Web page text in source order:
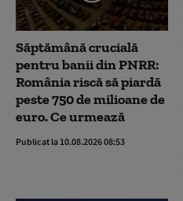
Săptămână crucială
pentru banii din PNRR:
România riscă să piardă
peste 750 de milioane de
euro. Ce urmează
Publicat la 10.08.2026 08:53